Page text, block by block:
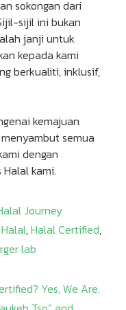
sokongan dari
sijil ini bukan
janji untuk
kepada kami
berkualiti, inklusif,
kemajuan
semua
dengan
kami.
Journey
Halal,Halal Certified,
lab
Yes, We Are.